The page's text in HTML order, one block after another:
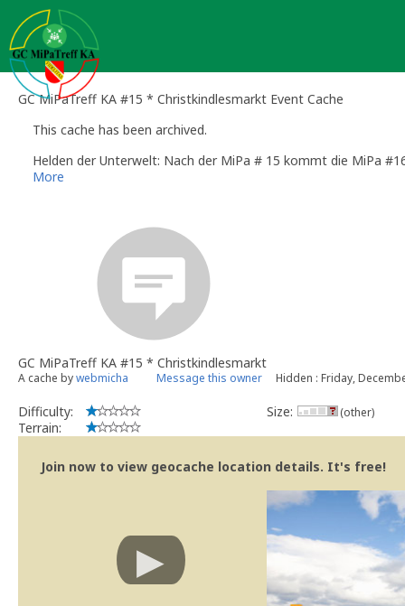
content
GC MiPaTreff KA #15 * Christkindlesmarkt Event Cache
This cache has been archived.
Helden der Unterwelt: Nach der MiPa # 15 kommt die MiPa
More
GC MiPaTreff KA #15 * Christkindlesmarkt
A cache bywebmicha Message this owner Hidden : Friday,
Difficulty:
Terrain:
Size: (other)
Join now to view geocache location details. It's free!